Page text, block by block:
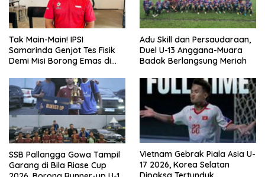
Tak Main-Main! IPSI
Samarinda Genjot Tes Fisik
Demi Misi Borong Emas di
Adu Skill dan Persaudaraan,
Duel U-13 Anggana-Muara
Badak Berlangsung Meriah
SSB Pallangga Gowa Tampil
Garang di Bila Riase Cup
Vietnam Gebrak Piala Asia U-
17 2026, Korea Selatan